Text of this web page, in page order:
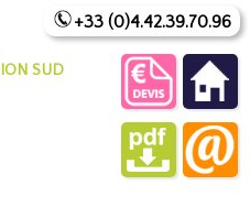
SUD
+33 (0)4.42.39.70.96